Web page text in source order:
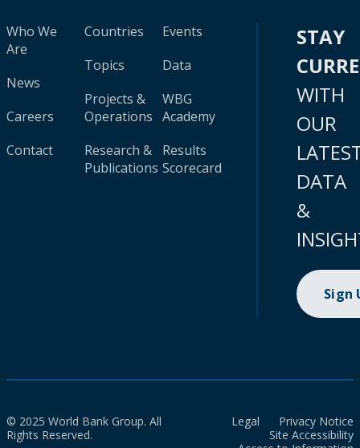
Who We
Are
News
Careers
Contact
Countries
Topics
Projects &
Operations
Research &
Publications
Events
Data
WBG
Academy
Results
Scorecard
STAY
WITH
OUR
DATA
&
Sign
© 2025 World Bank Group. All
Rights Reserved.
Legal
Privacy Notice
Site Accessibility